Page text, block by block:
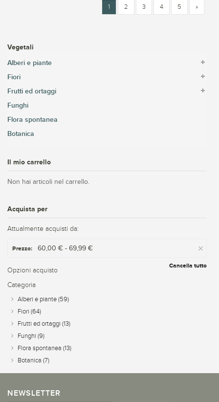
1 2 3 4 5 »
Vegetali
Alberi e piante
Fiori
Frutti ed ortaggi
Funghi
Flora spontanea
Botanica
Il mio carrello
Non hai articoli nel carrello.
Acquista per
Attualmente acquisti da:
Prezzo: 60,00 € - 69,99 €
Cancella tutto
Opzioni acquisto
Categoria
Alberi e piante (59)
Fiori (64)
Frutti ed ortaggi (13)
Funghi (9)
Flora spontanea (13)
Botanica (7)
NEWSLETTER